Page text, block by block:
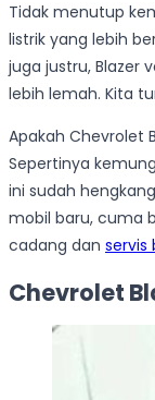
Tidak menutup
listrik yang lebih
juga justru, Blazer
lebih lemah. Kita
Apakah Chevrolet
Sepertinya
ini sudah
mobil baru, cuma
cadang dan servis
Chevrolet